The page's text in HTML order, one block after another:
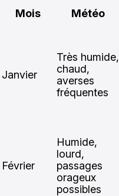
Mois Météo
Janvier
Très humide,
chaud,
averses
fréquentes
Février
Humide,
lourd,
passages
orageux
possibles